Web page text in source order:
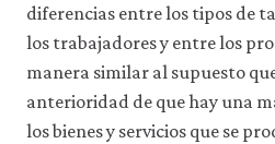
nos
a
mejorar
funcionalidad
y
diferencias entre los tipos de
los trabajadores y entre los
manera similar al supuesto
anterioridad de que hay una
los bienes y servicios que se